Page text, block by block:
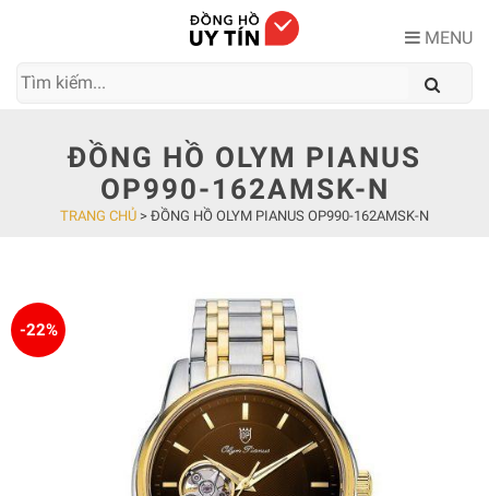
MENU
ĐỒNG HỒ OLYM PIANUS
OP990-162AMSK-N
TRANG CHỦ > ĐỒNG HỒ OLYM PIANUS OP990-162AMSK-N
-22%